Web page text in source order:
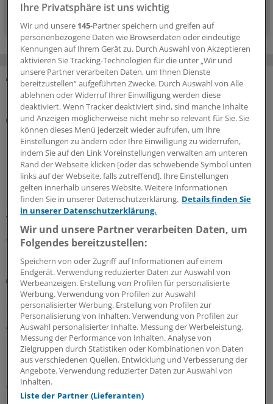
Voraussetzungen für den Zugang
MEHR ZUM THEMA
Rezept
KBV und Krankenkassen präzisieren die neuen
Regeln zur Cannabistherapie
Mit dem GKV-Spargesetz wurden auch die Regeln für die
Cannabistherapie auf Kasse verschärft. KBV und
Krankenkassen stellen nun klar, wie mit dem
sechsmonatigen Therapieversuch zu verfahren ist. Und
welche Ausnahmen gelten.
06.08.2026
Bundesverwaltungsgericht
Urteil: Defekturarzneimittel nicht mehr als
Sprechstundenbedarf
Arztpraxen können Defekturarzneimittel nicht mehr als
Sprechstundenbedarf bestellen, hat das
Bundesverwaltungsgericht entschieden – und
klargestellt, welche Anlässe als zulässig gelten.
06.08.2026
Ihre Privatsphäre ist uns wichtig
Wir und unsere 145-Partner speichern und greifen auf
personenbezogene Daten wie Browserdaten oder eindeutige
Kennungen auf Ihrem Gerät zu. Durch Auswahl von Akzeptieren
aktivieren Sie Tracking-Technologien für die unter „Wir und
unsere Partner verarbeiten Daten, um Ihnen Dienste
bereitzustellen“ aufgeführten Zwecke. Durch Auswahl von Alle
ablehnen oder Widerruf Ihrer Einwilligung werden diese
deaktiviert. Wenn Tracker deaktiviert sind, sind manche Inhalte
und Anzeigen möglicherweise nicht mehr so relevant für Sie. Sie
können dieses Menü jederzeit wieder aufrufen, um Ihre
Einstellungen zu ändern oder Ihre Einwilligung zu widerrufen,
indem Sie auf den Link Voreinstellungen verwalten am unteren
Rand der Webseite klicken [oder das schwebende Symbol unten
links auf der Webseite, falls zutreffend]. Ihre Einstellungen
gelten innerhalb unseres Website. Weitere Informationen
finden Sie in unserer Datenschutzerklärung. Details finden Sie
in unserer Datenschutzerklärung.
Wir und unsere Partner verarbeiten Daten, um
Folgendes bereitzustellen:
Speichern von oder Zugriff auf Informationen auf einem
Endgerät. Verwendung reduzierter Daten zur Auswahl von
Werbeanzeigen. Erstellung von Profilen für personalisierte
Werbung. Verwendung von Profilen zur Auswahl
personalisierter Werbung. Erstellung von Profilen zur
Personalisierung von Inhalten. Verwendung von Profilen zur
Auswahl personalisierter Inhalte. Messung der Werbeleistung.
Messung der Performance von Inhalten. Analyse von
Zielgruppen durch Statistiken oder Kombinationen von Daten
aus verschiedenen Quellen. Entwicklung und Verbesserung der
Angebote. Verwendung reduzierter Daten zur Auswahl von
Inhalten.
Liste der Partner (Lieferanten)